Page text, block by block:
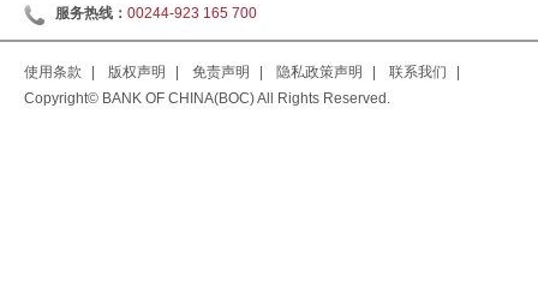
服务热线： 00244-923 165 700
使用条款 版权声明 免责声明 隐私政策声明 联系我们
Copyright© BANK OF CHINA(BOC) All Rights Reserved.